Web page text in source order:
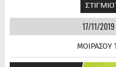
17/11/
ΜΟΙΡΑΣΟΥ